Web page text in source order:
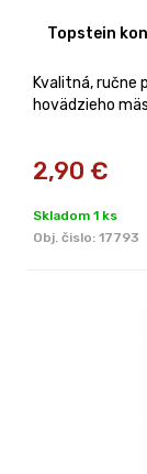
Topstein
Kvalitná, ručne
hovädzieho
2,90 €
Skladom 1 ks
Obj. čislo: 17793